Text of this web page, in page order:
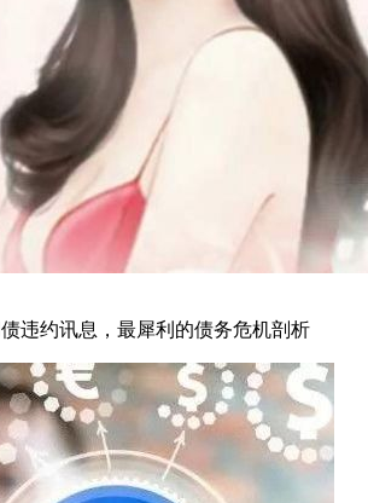
违约讯息，最犀利的债务危机剖析